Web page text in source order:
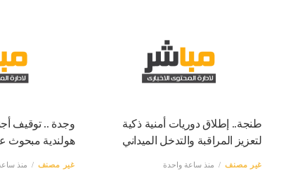
طنجة.. إطلاق دوريات أمنية ذكية
لتعزيز المراقبة والتدخل الميداني
غير مصنف منذ ساعة واحدة
وجدة .. توقيف
هولندية مبحوث
غير مصنف منذ